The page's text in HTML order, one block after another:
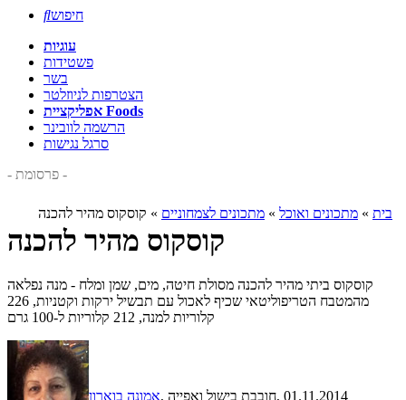
חיפוש
עוגיות
פשטידות
בשר
הצטרפות לניוזלטר
אפליקציית Foods
הרשמה לוובינר
סרגל נגישות
- פרסומת -
בית » מתכונים ואוכל » מתכונים לצמחוניים » קוסקוס מהיר להכנה
קוסקוס מהיר להכנה
קוסקוס ביתי מהיר להכנה מסולת חיטה, מים, שמן ומלח - מנה נפלאה
מהמטבח הטריפוליטאי שכיף לאכול עם תבשיל ירקות וקטניות, 226
קלוריות למנה, 212 קלוריות ל-100 גרם
אמונה בוארון , חובבת בישול ואפייה, 01.11.2014